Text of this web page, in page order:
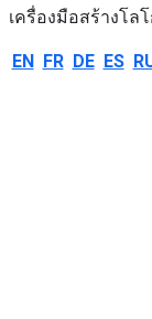
เครื่องมือสร้างโล
EN FR DE ES